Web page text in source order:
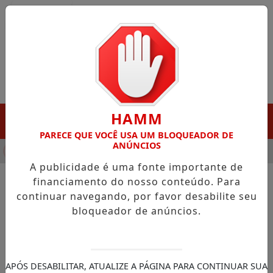
DESTAQUE EM PORTO GRANDE COM ATUAÇÃO VOLTADA
NOTÍCIAS/MAZAGÃO
Prefeito Chico Nó apoia
reforça compromisso com a
HAMM
PARECE QUE VOCÊ USA UM BLOQUEADOR DE
ANÚNCIOS
A publicidade é uma fonte importante de
financiamento do nosso conteúdo. Para
continuar navegando, por favor desabilite seu
bloqueador de anúncios.
APÓS DESABILITAR, ATUALIZE A PÁGINA PARA CONTINUAR SUA